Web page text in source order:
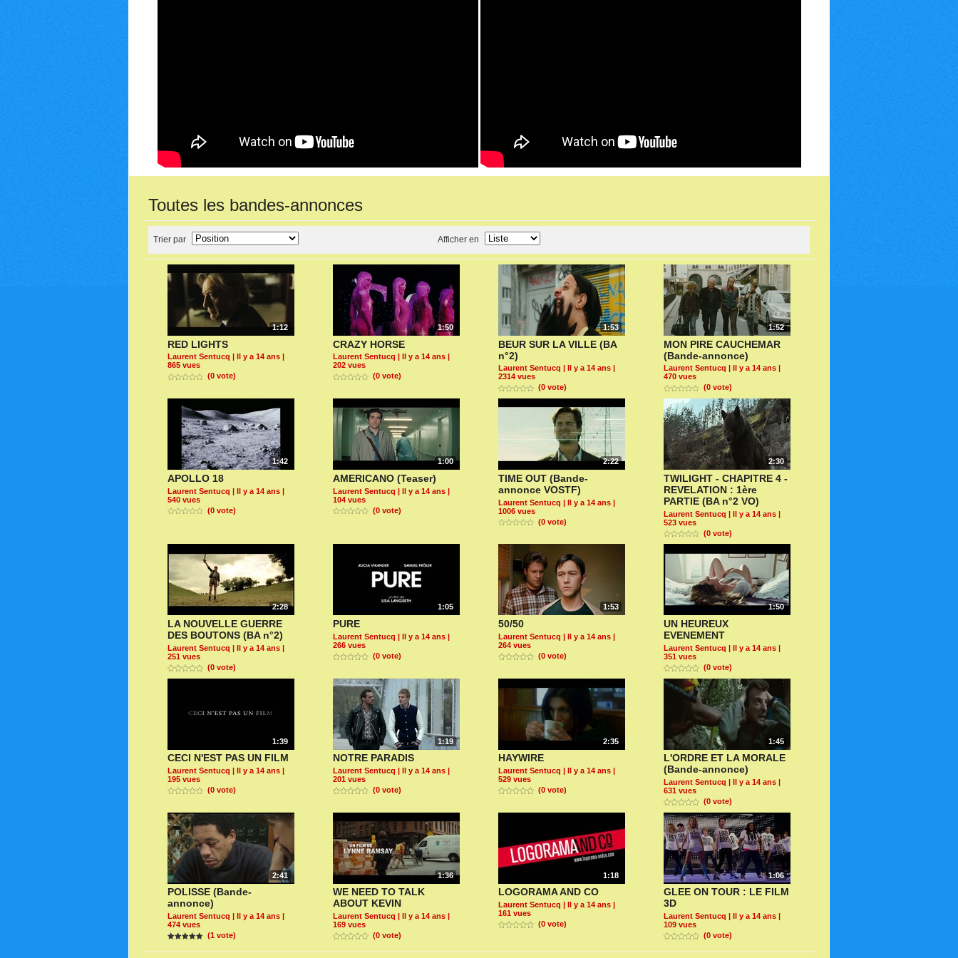
Toutes les bandes-annonces
Trier par Afficher en
1:12
RED LIGHTS
Laurent Sentucq | Il y a 14 ans |
865 vues
(0 vote)
1:50
CRAZY HORSE
Laurent Sentucq | Il y a 14 ans |
202 vues
(0 vote)
1:53
BEUR SUR LA VILLE (BA
n°2)
Laurent Sentucq | Il y a 14 ans |
2314 vues
(0 vote)
1:52
MON PIRE CAUCHEMAR
(Bande-annonce)
Laurent Sentucq | Il y a 14 ans |
470 vues
(0 vote)
1:42
APOLLO 18
Laurent Sentucq | Il y a 14 ans |
540 vues
(0 vote)
1:00
AMERICANO (Teaser)
Laurent Sentucq | Il y a 14 ans |
104 vues
(0 vote)
2:22
TIME OUT (Bande-
annonce VOSTF)
Laurent Sentucq | Il y a 14 ans |
1006 vues
(0 vote)
2:30
TWILIGHT - CHAPITRE 4 -
REVELATION : 1ère
PARTIE (BA n°2 VO)
Laurent Sentucq | Il y a 14 ans |
523 vues
(0 vote)
2:28
LA NOUVELLE GUERRE
DES BOUTONS (BA n°2)
Laurent Sentucq | Il y a 14 ans |
251 vues
(0 vote)
1:05
PURE
Laurent Sentucq | Il y a 14 ans |
266 vues
(0 vote)
1:53
50/50
Laurent Sentucq | Il y a 14 ans |
264 vues
(0 vote)
1:50
UN HEUREUX
EVENEMENT
Laurent Sentucq | Il y a 14 ans |
351 vues
(0 vote)
1:39
CECI N'EST PAS UN FILM
Laurent Sentucq | Il y a 14 ans |
195 vues
(0 vote)
1:19
NOTRE PARADIS
Laurent Sentucq | Il y a 14 ans |
201 vues
(0 vote)
2:35
HAYWIRE
Laurent Sentucq | Il y a 14 ans |
529 vues
(0 vote)
1:45
L'ORDRE ET LA MORALE
(Bande-annonce)
Laurent Sentucq | Il y a 14 ans |
631 vues
(0 vote)
2:41
POLISSE (Bande-
annonce)
Laurent Sentucq | Il y a 14 ans |
474 vues
(1 vote)
1:36
WE NEED TO TALK
ABOUT KEVIN
Laurent Sentucq | Il y a 14 ans |
169 vues
(0 vote)
1:18
LOGORAMA AND CO
Laurent Sentucq | Il y a 14 ans |
161 vues
(0 vote)
1:06
GLEE ON TOUR : LE FILM
3D
Laurent Sentucq | Il y a 14 ans |
109 vues
(0 vote)